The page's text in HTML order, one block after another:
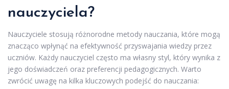
nauczyciela?
Nauczyciele stosują różnorodne metody nauczania, które mogą
znacząco wpłynąć na efektywność przyswajania wiedzy przez
uczniów. Każdy nauczyciel często ma własny styl, który wynika z
jego doświadczeń oraz preferencji pedagogicznych. Warto
zwrócić uwagę na kilka kluczowych podejść do nauczania: